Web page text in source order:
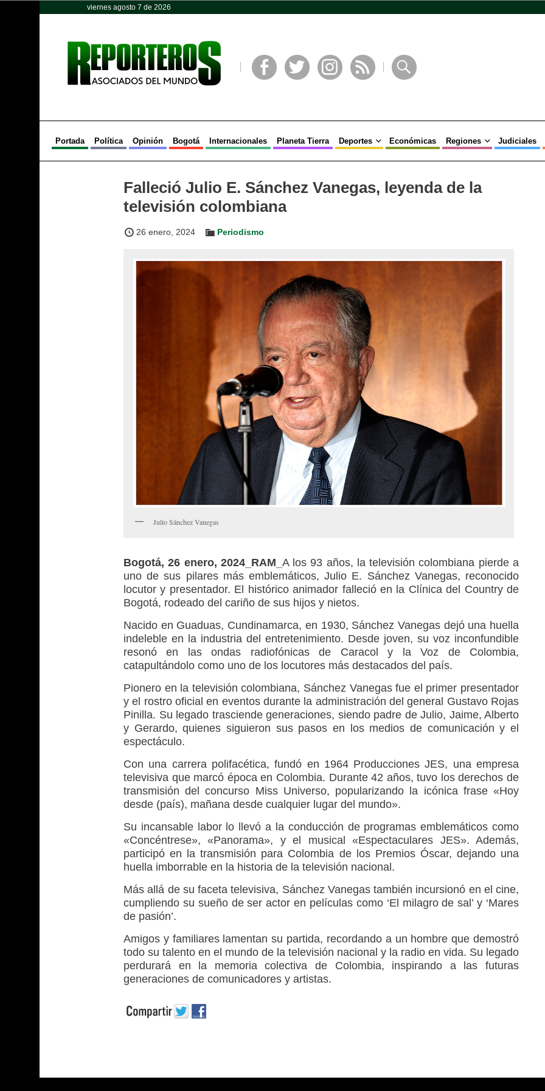
viernes agosto 7 de 2026
Portada Política Opinión Bogotá Internacionales Planeta Tierra Deportes Económicas Regiones Judiciales
Falleció Julio E. Sánchez Vanegas, leyenda de la
televisión colombiana
26 enero, 2024 Periodismo
Julio Sánchez Vanegas
Bogotá, 26 enero, 2024_RAM_ A los 93 años, la televisión colombiana pierde a
uno de sus pilares más emblemáticos, Julio E. Sánchez Vanegas, reconocido
locutor y presentador. El histórico animador falleció en la Clínica del Country de
Bogotá, rodeado del cariño de sus hijos y nietos.
Nacido en Guaduas, Cundinamarca, en 1930, Sánchez Vanegas dejó una huella
indeleble en la industria del entretenimiento. Desde joven, su voz inconfundible
resonó en las ondas radiofónicas de Caracol y la Voz de Colombia,
catapultándolo como uno de los locutores más destacados del país.
Pionero en la televisión colombiana, Sánchez Vanegas fue el primer presentador
y el rostro oficial en eventos durante la administración del general Gustavo Rojas
Pinilla. Su legado trasciende generaciones, siendo padre de Julio, Jaime, Alberto
y Gerardo, quienes siguieron sus pasos en los medios de comunicación y el
espectáculo.
Con una carrera polifacética, fundó en 1964 Producciones JES, una empresa
televisiva que marcó época en Colombia. Durante 42 años, tuvo los derechos de
transmisión del concurso Miss Universo, popularizando la icónica frase «Hoy
desde (país), mañana desde cualquier lugar del mundo».
Su incansable labor lo llevó a la conducción de programas emblemáticos como
«Concéntrese», «Panorama», y el musical «Espectaculares JES». Además,
participó en la transmisión para Colombia de los Premios Óscar, dejando una
huella imborrable en la historia de la televisión nacional.
Más allá de su faceta televisiva, Sánchez Vanegas también incursionó en el cine,
cumpliendo su sueño de ser actor en películas como ‘El milagro de sal’ y ‘Mares
de pasión’.
Amigos y familiares lamentan su partida, recordando a un hombre que demostró
todo su talento en el mundo de la televisión nacional y la radio en vida. Su legado
perdurará en la memoria colectiva de Colombia, inspirando a las futuras
generaciones de comunicadores y artistas.
Opinión Política